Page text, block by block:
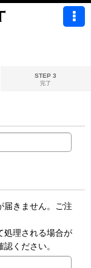
STEP 3
完了
届きません。ご注
処理される場合が
ください。